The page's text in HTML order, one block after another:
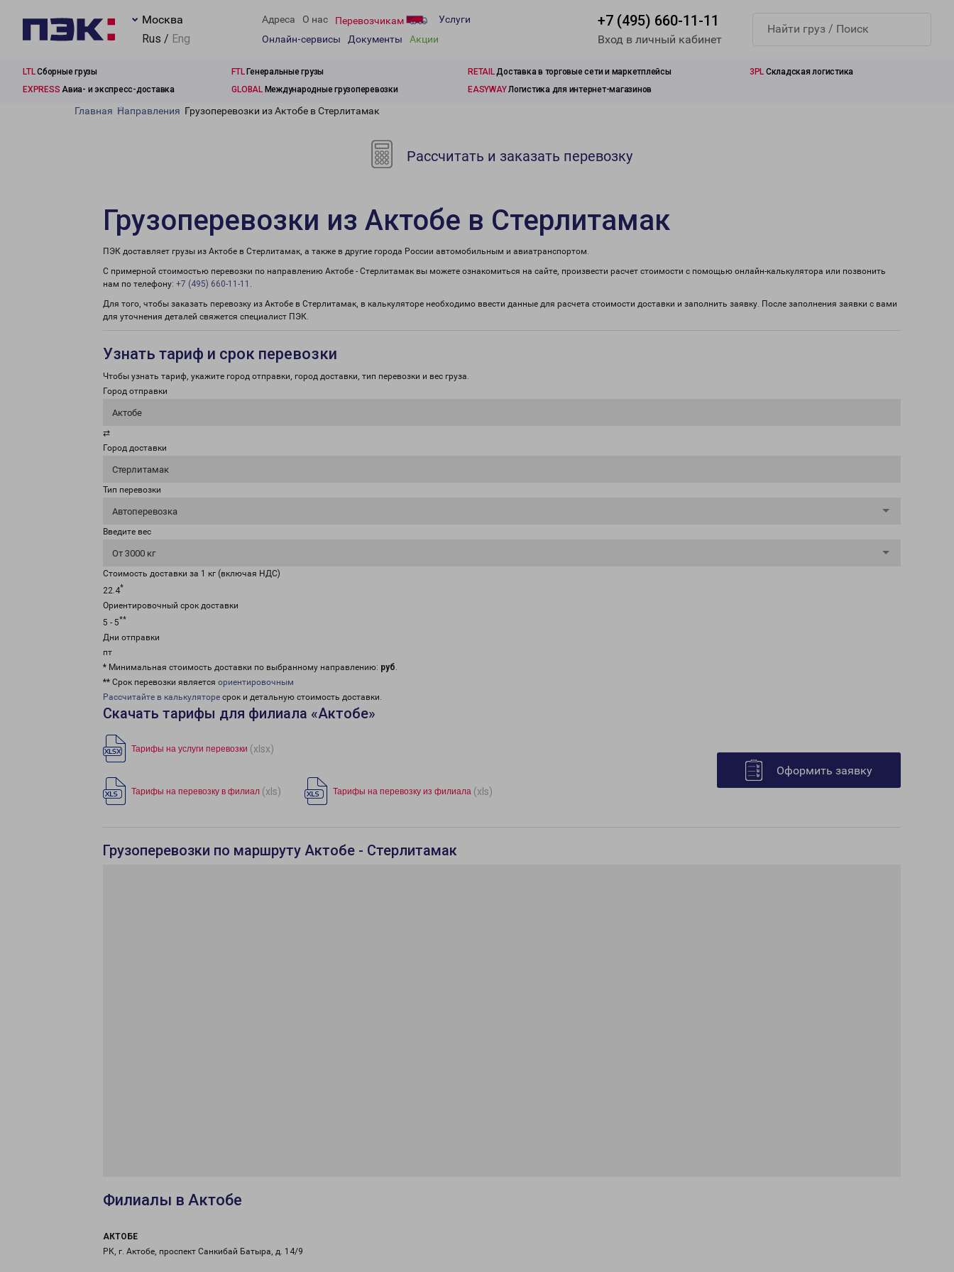
Москва
Rus / Eng
Адреса О нас Перевозчикам
Услуги
Онлайн-сервисы
Документы Акции
+7 (495) 660-11-11
Вход в личный кабинет
LTLСборные грузы FTLГенеральные грузы RETAILДоставка в торговые сети и маркетплейсы 3PL Складская логистика
EXPRESS Авиа- и экспресс-доставка GLOBALМеждународные грузоперевозки EASYWAYЛогистика для интернет-магазинов
Главная Направления Грузоперевозки из Актобе в Стерлитамак
Рассчитать и заказать перевозку
Грузоперевозки из Актобе в Стерлитамак
ПЭК доставляет грузы из Актобе в Стерлитамак, а также в другие города России автомобильным и авиатранспортом.
С примерной стоимостью перевозки по направлению Актобе - Стерлитамак вы можете ознакомиться на сайте, произвести расчет стоимости с помощью онлайн-калькулятора или позвонить
нам по телефону: +7 (495) 660-11-11 .
Для того, чтобы заказать перевозку из Актобе в Стерлитамак, в калькуляторе необходимо ввести данные для расчета стоимости доставки и заполнить заявку. После заполнения заявки с вами
для уточнения деталей свяжется специалист ПЭК.
Узнать тариф и срок перевозки
Чтобы узнать тариф, укажите город отправки, город доставки, тип перевозки и вес груза.
Город отправки
Актобе
⇄
Город доставки
Стерлитамак
Тип перевозки
Автоперевозка
Введите вес
От 3000 кг
Стоимость доставки за 1 кг (включая НДС)
22.4*
Ориентировочный срок доставки
5 - 5**
Дни отправки
пт
* Минимальная стоимость доставки по выбранному направлению: руб.
** Срок перевозки является ориентировочным
Рассчитайте в калькуляторе срок и детальную стоимость доставки.
Скачать тарифы для филиала «Актобе»
Тарифы на услуги перевозки (xlsx)
Тарифы на перевозку в филиал (xls) Тарифы на перевозку из филиала (xls)
Оформить заявку
Грузоперевозки по маршруту Актобе - Стерлитамак
Филиалы в Актобе
АКТОБЕ
РК, г. Актобе, проспект Санкибай Батыра, д. 14/9